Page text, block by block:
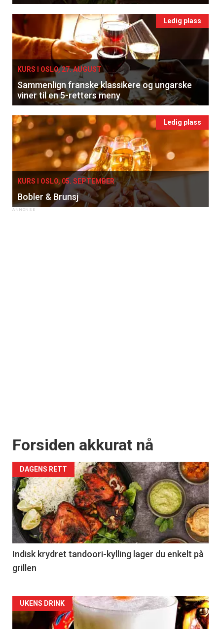
Ledig plass
KURS I OSLO, 27. AUGUST
Sammenlign franske klassikere og ungarske
viner til en 5-retters meny
Ledig plass
KURS I OSLO, 05. SEPTEMBER
Bobler & Brunsj
Forsiden akkurat nå
DAGENS RETT
Indisk krydret tandoori-kylling lager du enkelt på
grillen
Forsiden
UKENS DRINK